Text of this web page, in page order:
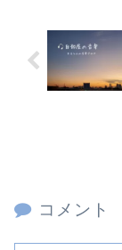
コメント